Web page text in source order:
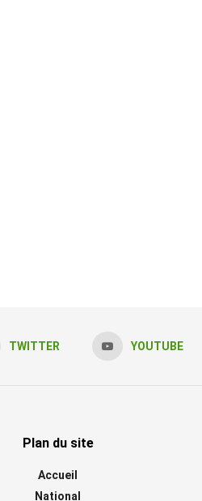
TWITTER YOUTUBE
Plan du site
Accueil
National